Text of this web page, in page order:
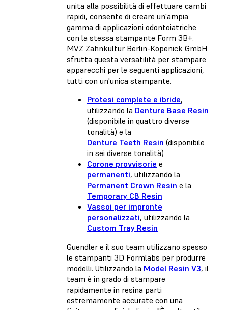
unita alla possibilità di effettuare cambi
rapidi, consente di creare un'ampia
gamma di applicazioni odontoiatriche
con la stessa stampante Form 3B+.
MVZ Zahnkultur Berlin-Köpenick GmbH
sfrutta questa versatilità per stampare
apparecchi per le seguenti applicazioni,
tutti con un'unica stampante.
Protesi complete e ibride,
utilizzando la Denture Base Resin
(disponibile in quattro diverse
tonalità) e la
Denture Teeth Resin (disponibile
in sei diverse tonalità)
Corone provvisorie e
permanenti, utilizzando la
Permanent Crown Resin e la
Temporary CB Resin
Vassoi per impronte
personalizzati, utilizzando la
Custom Tray Resin
Guendler e il suo team utilizzano spesso
le stampanti 3D Formlabs per produrre
modelli. Utilizzando la Model Resin V3, il
team è in grado di stampare
rapidamente in resina parti
estremamente accurate con una